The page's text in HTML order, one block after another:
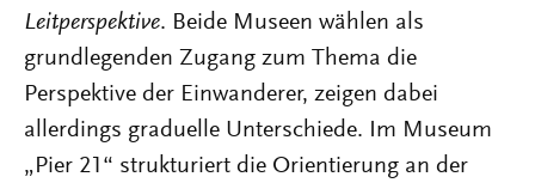
Leitperspektive. Beide Museen wählen als
grundlegenden Zugang zum Thema die
Perspektive der Einwanderer, zeigen dabei
allerdings graduelle Unterschiede. Im Museum
„Pier 21“ strukturiert die Orientierung an der